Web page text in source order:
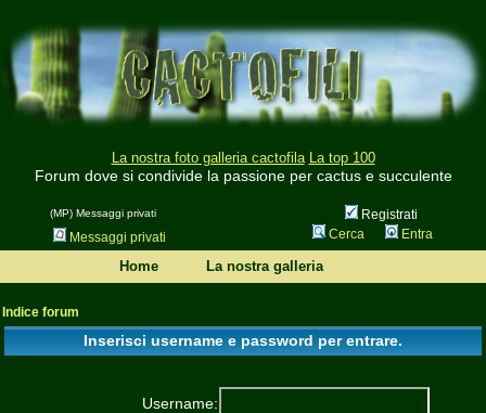
La nostra foto galleria cactofila La top 100
Forum dove si condivide la passione per cactus e succulente
(MP) Messaggi privati
Registrati
Messaggi privati
Cerca Entra
Home La nostra galleria
Indice forum
Inserisci username e password per entrare.
Username: